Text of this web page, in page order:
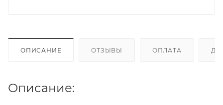
ОПИСАНИЕ ОТЗЫВЫ ОПЛАТА
Описание: